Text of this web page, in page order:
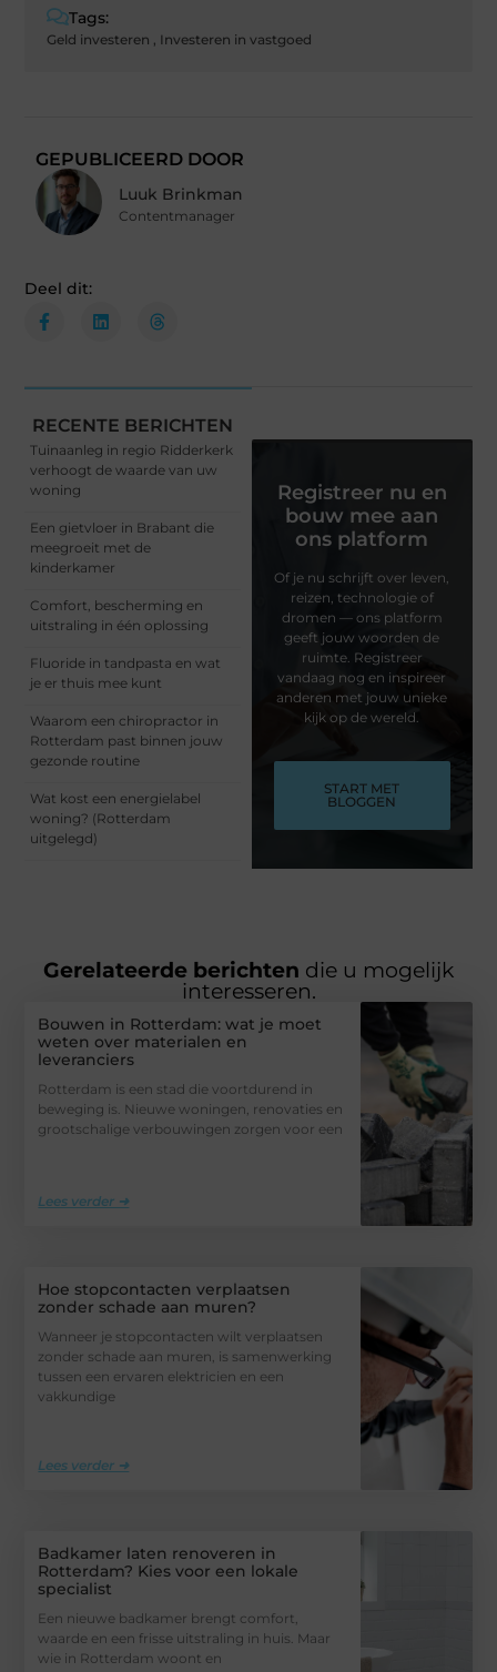
Tags:
Geld investeren , Investeren in vastgoed
GEPUBLICEERD DOOR
Luuk Brinkman
Contentmanager
Deel dit:
RECENTE BERICHTEN
Tuinaanleg in regio Ridderkerk
verhoogt de waarde van uw
woning
Een gietvloer in Brabant die
meegroeit met de
kinderkamer
Comfort, bescherming en
uitstraling in één oplossing
Fluoride in tandpasta en wat
je er thuis mee kunt
Waarom een chiropractor in
Rotterdam past binnen jouw
gezonde routine
Wat kost een energielabel
woning? (Rotterdam
uitgelegd)
Registreer nu en
bouw mee aan
ons platform
Of je nu schrijft over leven,
reizen, technologie of
dromen — ons platform
geeft jouw woorden de
ruimte. Registreer
vandaag nog en inspireer
anderen met jouw unieke
kijk op de wereld.
START MET
BLOGGEN
Gerelateerde berichten die u mogelijk
interesseren.
Bouwen in Rotterdam: wat je moet
weten over materialen en
leveranciers
Rotterdam is een stad die voortdurend in
beweging is. Nieuwe woningen, renovaties en
grootschalige verbouwingen zorgen voor een
Lees verder ➜
Hoe stopcontacten verplaatsen
zonder schade aan muren?
Wanneer je stopcontacten wilt verplaatsen
zonder schade aan muren, is samenwerking
tussen een ervaren elektricien en een
vakkundige
Lees verder ➜
Badkamer laten renoveren in
Rotterdam? Kies voor een lokale
specialist
Een nieuwe badkamer brengt comfort,
waarde en een frisse uitstraling in huis. Maar
wie in Rotterdam woont en